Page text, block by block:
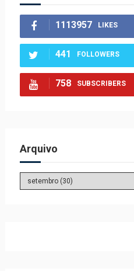
1113957 LIKES
441 FOLLOWERS
758 SUBSCRIBERS
Arquivo